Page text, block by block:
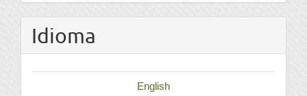
Idioma
English